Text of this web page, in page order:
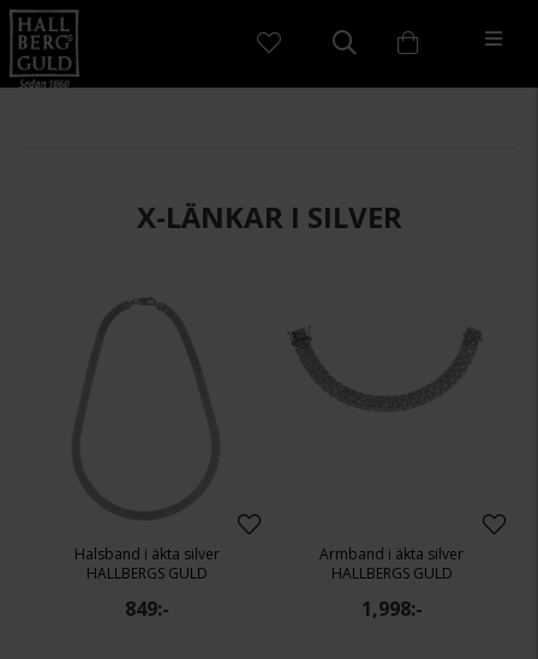
X-LÄNKAR I SILVER
Halsband i äkta silver
HALLBERGS GULD
849:-
Armband i äkta silver
HALLBERGS GULD
1,998:-